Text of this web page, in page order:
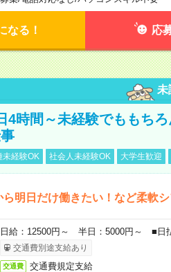
なる！ 応
未
4時間～未経験でももち
未経験OK 社会人未経験OK 大学生歓迎
ら明日だけ働きたい！など柔軟
日給：12500円～ 半日：5000円～ ■日
交通費別途支給あり
交通費 交通費規定支給